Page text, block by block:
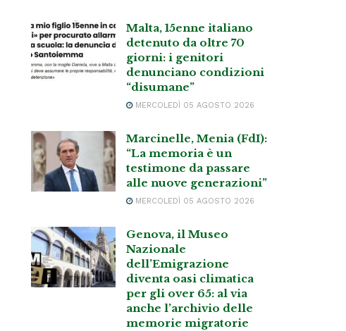
Malta, 15enne italiano
detenuto da oltre 70
giorni: i genitori
denunciano condizioni
“disumane”
MERCOLEDÌ 05 AGOSTO 2026
Marcinelle, Menia (FdI):
“La memoria è un
testimone da passare
alle nuove generazioni”
MERCOLEDÌ 05 AGOSTO 2026
Genova, il Museo
Nazionale
dell’Emigrazione
diventa oasi climatica
per gli over 65: al via
anche l’archivio delle
memorie migratorie